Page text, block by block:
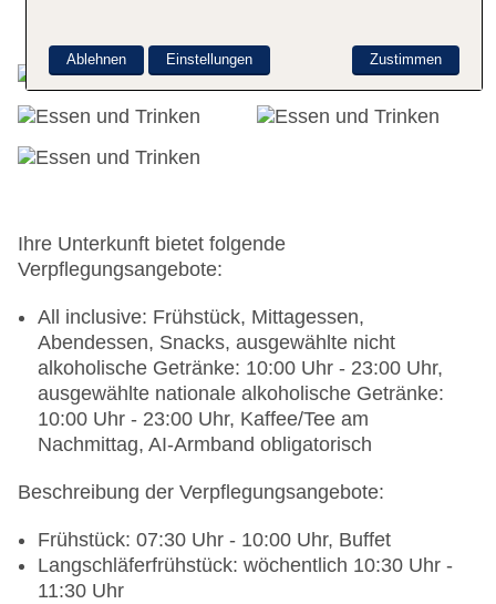
Ihre Unterkunft bietet folgende
Verpflegungsangebote:
All inclusive: Frühstück, Mittagessen,
Abendessen, Snacks, ausgewählte nicht
alkoholische Getränke: 10:00 Uhr - 23:00 Uhr,
ausgewählte nationale alkoholische Getränke:
10:00 Uhr - 23:00 Uhr, Kaffee/Tee am
Nachmittag, AI-Armband obligatorisch
Beschreibung der Verpflegungsangebote:
Frühstück: 07:30 Uhr - 10:00 Uhr, Buffet
Langschläferfrühstück: wöchentlich 10:30 Uhr -
11:30 Uhr
Zustimmen
Ablehnen Einstellungen